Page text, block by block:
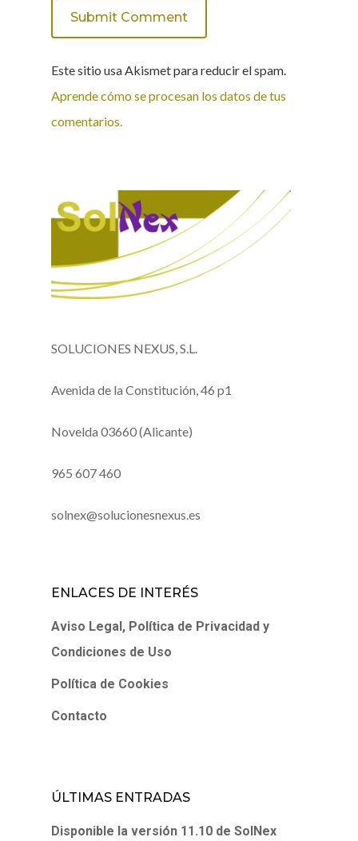
Este sitio usa Akismet para reducir el spam.
Aprende cómo se procesan los datos de tus
comentarios.
SOLUCIONES NEXUS, S.L.
Avenida de la Constitución, 46 p1
Novelda 03660 (Alicante)
965 607 460
solnex@solucionesnexus.es
ENLACES DE INTERÉS
Aviso Legal, Política de Privacidad y
Condiciones de Uso
Política de Cookies
Contacto
ÚLTIMAS ENTRADAS
Disponible la versión 11.10 de SolNex